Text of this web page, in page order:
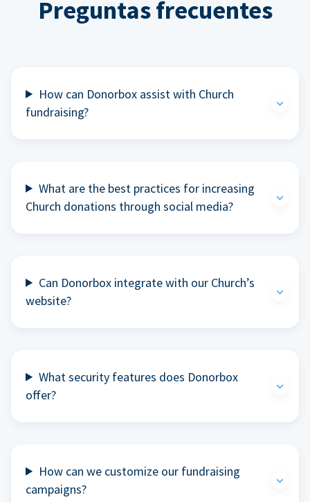
Preguntas frecuentes
How can Donorbox assist with Church
fundraising?
What are the best practices for increasing
Church donations through social media?
Can Donorbox integrate with our Church’s
website?
What security features does Donorbox
offer?
How can we customize our fundraising
campaigns?